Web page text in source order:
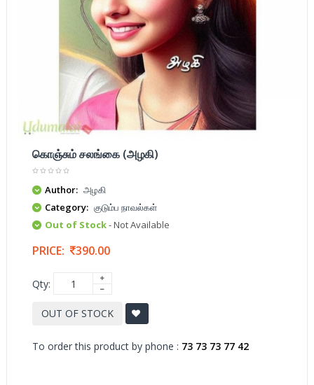
கொஞ்சும் சலங்கை (அழகி)
Author: அழகி
Category: குடும்ப நாவல்கள்
Out of Stock- Not Available
PRICE: 390.00
Qty:
OUT OF STOCK
To order this product by phone : 73 73 73 77 42